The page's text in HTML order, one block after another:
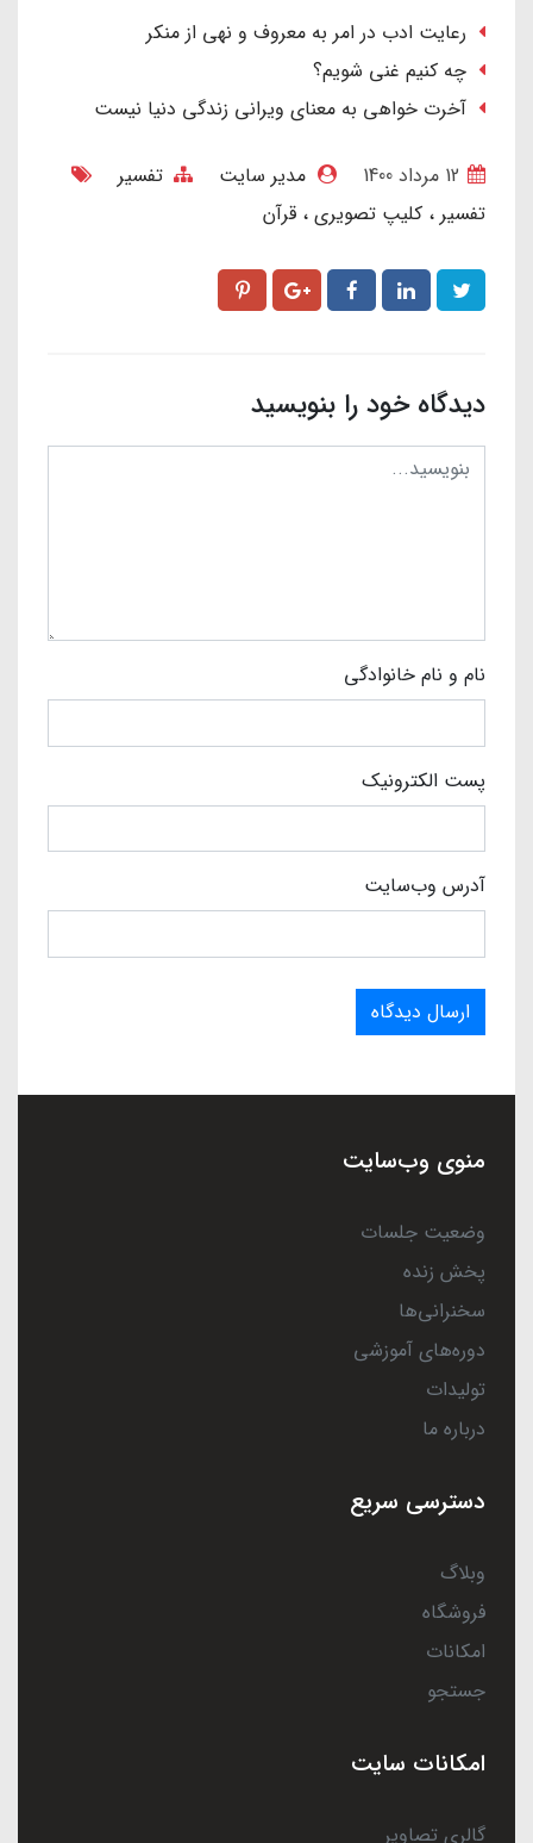
رعایت ادب در امر به معروف و نهی از منکر
چه کنیم غنی شویم؟
آخرت خواهی به معنای ویرانی زندگی دنیا نیست
مدیر سایت
تفسیر
تفسیر کلیپ تصویری قرآن
دیدگاه خود را بنویسید
نام و نام خانوادگی
پست الکترونیک
آدرس وب‌سایت
ارسال دیدگاه
منوی وب‌سایت
وضعیت جلسات
پخش زنده
سخنرانی‌ها
دوره‌های آموزشی
تولیدات
درباره ما
دسترسی سریع
وبلاگ
فروشگاه
امکانات
جستجو
امکانات سایت
گالری تصاویر